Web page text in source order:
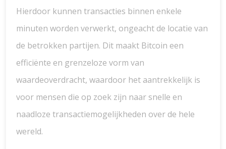
Hierdoor kunnen transacties binnen enkele
minuten worden verwerkt, ongeacht de locatie van
de betrokken partijen. Dit maakt Bitcoin een
efficiënte en grenzeloze vorm van
waardeoverdracht, waardoor het aantrekkelijk is
voor mensen die op zoek zijn naar snelle en
naadloze transactiemogelijkheden over de hele
wereld.